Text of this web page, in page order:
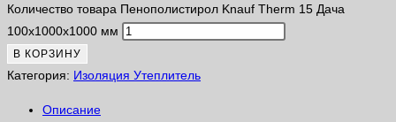
Количество товара Пенополистирол Knauf Therm 15 Дача
100х1000х1000 мм
В КОРЗИНУ
Категория: Изоляция Утеплитель
Описание